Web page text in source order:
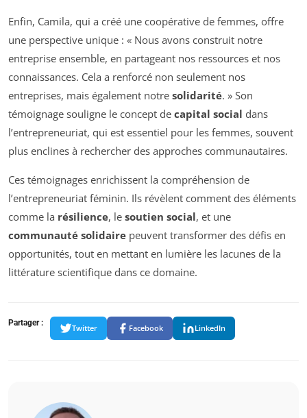
Enfin, Camila, qui a créé une coopérative de femmes, offre
une perspective unique : « Nous avons construit notre
entreprise ensemble, en partageant nos ressources et nos
connaissances. Cela a renforcé non seulement nos
entreprises, mais également notre solidarité. » Son
témoignage souligne le concept de capital social dans
l’entrepreneuriat, qui est essentiel pour les femmes, souvent
plus enclines à rechercher des approches communautaires.
Ces témoignages enrichissent la compréhension de
l’entrepreneuriat féminin. Ils révèlent comment des éléments
comme la résilience, le soutien social, et une
communauté solidaire peuvent transformer des défis en
opportunités, tout en mettant en lumière les lacunes de la
littérature scientifique dans ce domaine.
Partager :
Twitter Facebook LinkedIn